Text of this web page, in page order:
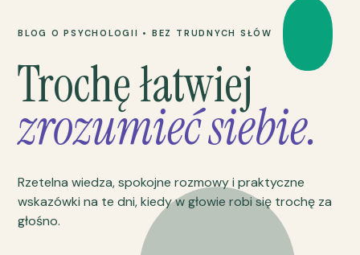
BLOG O PSYCHOLOGII • BEZ TRUDNYCH SŁÓW
Trochę łatwiej
zrozumieć siebie.
Rzetelna wiedza, spokojne rozmowy i praktyczne
wskazówki na te dni, kiedy w głowie robi się trochę za
głośno.